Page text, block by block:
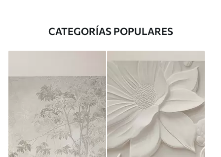
CATEGORÍAS POPULARES